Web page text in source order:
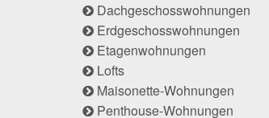
Dachgeschosswohnungen
Erdgeschosswohnungen
Etagenwohnungen
Lofts
Maisonette-Wohnungen
Penthouse-Wohnungen